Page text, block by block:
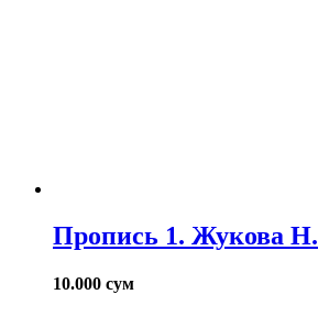
Пропись 1. Жукова Н.
10.000 сум